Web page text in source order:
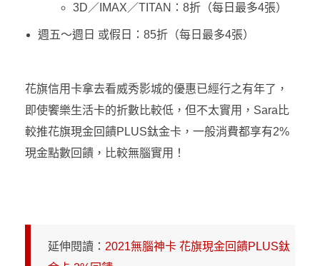
3D／IMAX／TITAN：8折（每日最多4張）
週五～週日 或假日：85折（每日最多4張）
花旗信用卡拿去看威秀影城的優惠已經行之有年了，
即使饗樂生活卡的折數比較低，但不太實用，Sara比
較推花旗現金回饋PLUS鈦金卡，一般消費都享有2%
現金點數回饋，比較無腦實用！
延伸閱讀： 2021無腦神卡 花旗現金回饋PLUS鈦